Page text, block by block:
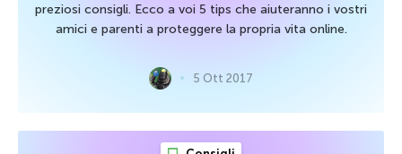
preziosi consigli. Ecco a voi 5 tips che aiuteranno i vostri
amici e parenti a proteggere la propria vita online.
5 Ott 2017